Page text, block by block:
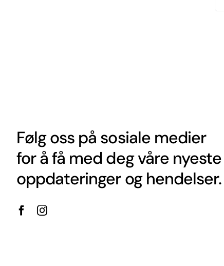
Følg oss på sosiale medier
for å få med deg våre nyeste
oppdateringer og hendelser.